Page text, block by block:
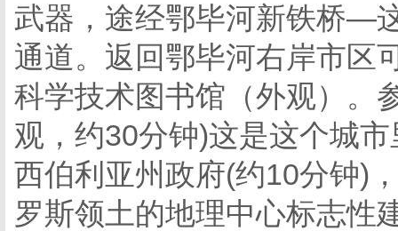
武器，途经鄂毕河新铁桥—
通道。返回鄂毕河右岸市区
科学技术图书馆（外观）。
观，约30分钟)这是这个城
西伯利亚州政府(约10分钟)
罗斯领土的地理中心标志